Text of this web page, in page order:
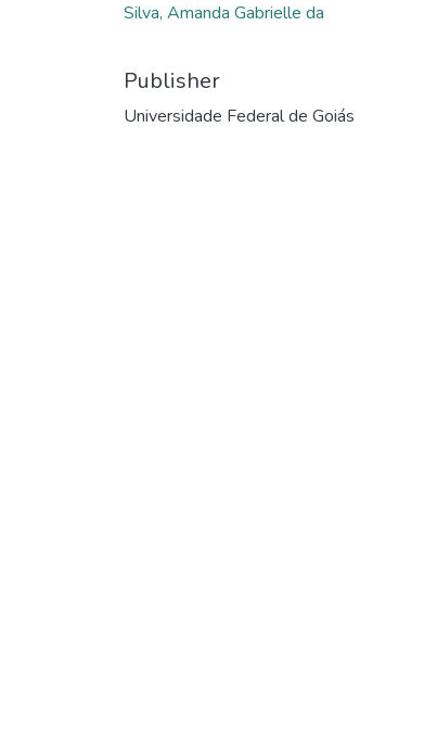
Silva, Amanda Gabrielle da
Publisher
Universidade Federal de Goiás